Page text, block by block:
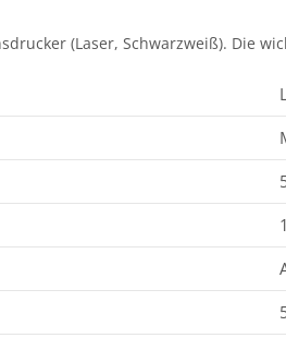
(Laser, Schwarzweiß). Die